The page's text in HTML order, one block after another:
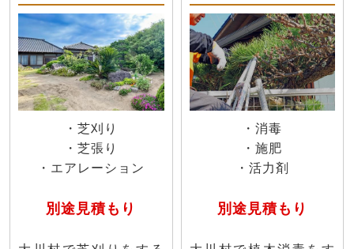
・芝刈り
・芝張り
・エアレーション
別途見積もり
・消毒
・施肥
・活力剤
別途見積もり